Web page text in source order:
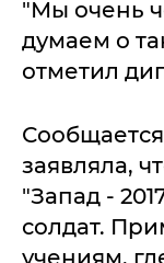
"Мы очень
думаем о
отметил
заявляла,
"Запад -
солдат.
учениям,